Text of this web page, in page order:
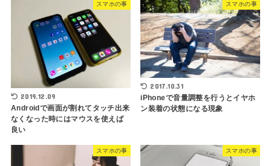
スマホの事
2019.12.09
Androidで画面が割れてタッチ出来
なくなった時にはマウスを使えば
良い
スマホの事
2017.10.31
iPhoneで音量調整を行うとイヤホ
ン装着の状態になる現象
スマホの事 スマホの事